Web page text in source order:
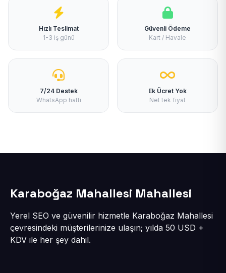
Hızlı Teslimat
1-3 iş günü
Güvenli Ödeme
Kart / Havale
7/24 Destek
WhatsApp hattı
Ek Ücret Yok
Net tek fiyat
Karaboğaz Mahallesi Mahallesi
Yerel SEO ve güvenilir hizmetle Karaboğaz Mahallesi
çevresindeki müşterilerinize ulaşın; yılda 50 USD +
KDV ile her şey dahil.